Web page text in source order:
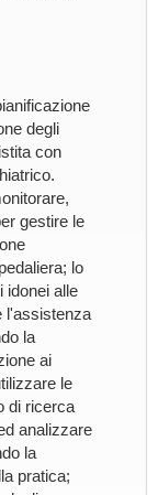
degli
con
gestire le
lo
idonei alle
l'assistenza
la
ai
le
di ricerca
analizzare
la
pratica;